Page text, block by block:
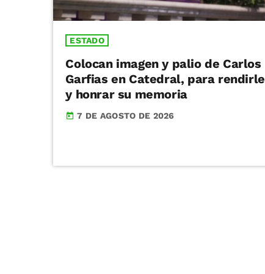
ESTADO
Colocan imagen y palio de Carlos
Garfias en Catedral, para rendirle
y honrar su memoria
today 7 DE AGOSTO DE 2026